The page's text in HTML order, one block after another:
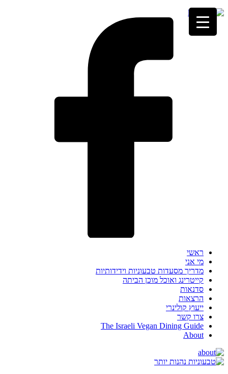
ראשי
מי אני
מדריך מסעדות טבעוניות וידידותיות
קייטרינג ואוכל מוכן הביתה
סדנאות
הרצאות
ייעוץ קולינרי
צרו קשר
The Israeli Vegan Dining Guide
About